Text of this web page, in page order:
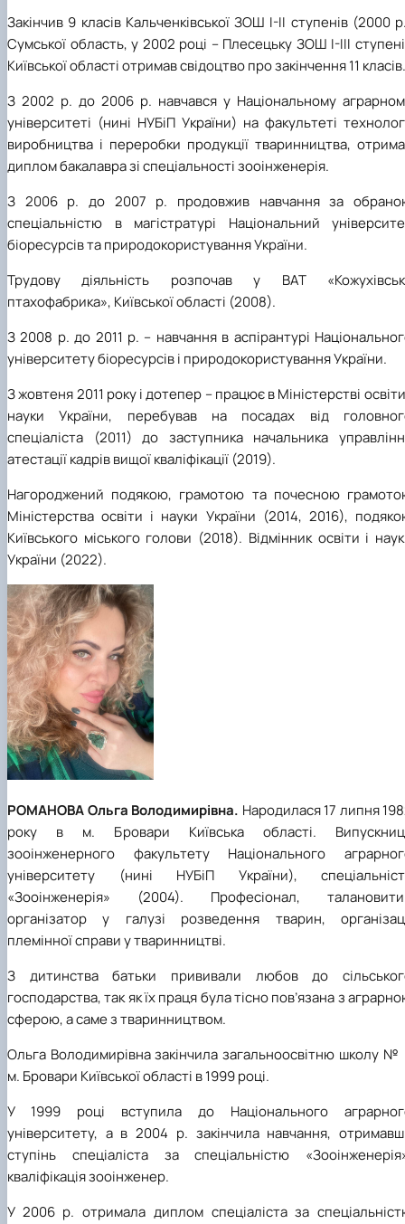
Закінчив 9 класів Кальченківської ЗОШ І-ІІ ступенів (2000
Сумської область, у 2002 році – Плесецьку ЗОШ І-ІІІ
Київської області отримав свідоцтво про закінчення 11 класів.
З 2002 р. до 2006 р. навчався у Національному
університеті (нині НУБіП України) на факультеті
виробництва і переробки продукції тваринництва,
диплом бакалавра зі спеціальності зооінженерія.
З 2006 р. до 2007 р. продовжив навчання за
спеціальністю в магістратурі Національний
біоресурсів та природокористування України.
Трудову діяльність розпочав у ВАТ
птахофабрика», Київської області (2008).
З 2008 р. до 2011 р. – навчання в аспірантурі
університету біоресурсів і природокористування України.
З жовтеня 2011 року і дотепер – працює в Міністерстві освіти
науки України, перебував на посадах від
спеціаліста (2011) до заступника начальника
атестації кадрів вищої кваліфікації (2019).
Нагороджений подякою, грамотою та почесною
Міністерства освіти і науки України (2014, 2016),
Київського міського голови (2018). Відмінник освіти і
України (2022).
РОМАНОВА Ольга Володимирівна. Народилася 17 липня
року в м. Бровари Київська області.
зооінженерного факультету Національного
університету (нині НУБіП України),
«Зооінженерія» (2004). Професіонал,
організатор у галузі розведення тварин,
племінної справи у тваринництві.
З дитинства батьки прививали любов до
господарства, так як їх праця була тісно пов’язана з
сферою, а саме з тваринництвом.
Ольга Володимирівна закінчила загальноосвітню школу №
м. Бровари Київської області в 1999 році.
У 1999 році вступила до
Національного
університету, а в 2004 р. закінчила навчання,
ступінь спеціаліста за спеціальністю
кваліфікація зооінженер.
У 2006 р. отримала диплом спеціаліста за